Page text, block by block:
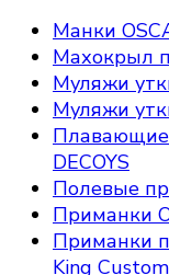
Манки
Махокрыл
Муляжи
Муляжи
Плавающие
DECOYS
Полевые
Приманки
Приманки
King Custom